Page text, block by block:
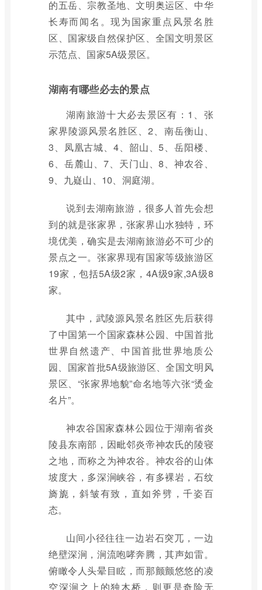
的五岳、宗教圣地、文明奥运区、中华
长寿而闻名。现为国家重点风景名胜
区、国家级自然保护区、全国文明景区
示范点、国家5A级景区。
湖南有哪些必去的景点
湖南旅游十大必去景区有：1、张
家界陵源风景名胜区、2、南岳衡山、
3、凤凰古城、4、韶山、5、岳阳楼、
6、岳麓山、7、天门山、8、神农谷、
9、九嶷山、10、洞庭湖。
说到去湖南旅游，很多人首先会想
到的就是张家界，张家界山水独特，环
境优美，确实是去湖南旅游必不可少的
景点之一。张家界现有国家等级旅游区
19家，包括5A级2家，4A级9家,3A级8
家。
其中，武陵源风景名胜区先后获得
了中国第一个国家森林公园、中国首批
世界自然遗产、中国首批世界地质公
园、国家首批5A级旅游区、全国文明风
景区、“张家界地貌”命名地等六张“烫金
名片”。
神农谷国家森林公园位于湖南省炎
陵县东南部，因毗邻炎帝神农氏的陵寝
之地，而称之为神农谷。神农谷的山体
坡度大，多深涧峡谷，有多裸岩，石纹
旖旎，斜皱有致，直如斧劈，千姿百
态。
山间小径往往一边岩石突兀，一边
绝壁深涧，涧流咆哮奔腾，其声如雷。
俯瞰令人头晕目眩，而那颤颤悠悠的凌
空深涧之上的独木桥，则更是奇险无